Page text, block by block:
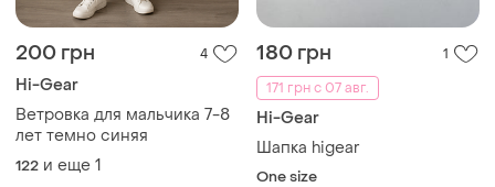
200 грн 4
Hi-Gear
Ветровка для мальчика 7-8
лет темно синяя
122 и еще 1
180 грн
1
171 грн с 07 авг.
Hi-Gear
Шапка higear
One size